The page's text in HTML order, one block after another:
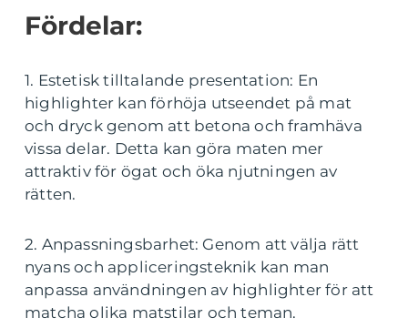
Fördelar:
1. Estetisk tilltalande presentation: En
highlighter kan förhöja utseendet på mat
och dryck genom att betona och framhäva
vissa delar. Detta kan göra maten mer
attraktiv för ögat och öka njutningen av
rätten.
2. Anpassningsbarhet: Genom att välja rätt
nyans och appliceringsteknik kan man
anpassa användningen av highlighter för att
matcha olika matstilar och teman.